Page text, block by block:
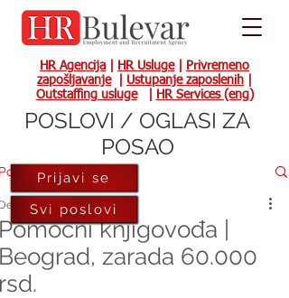
HR Agencija HR Usluge|
Privremeno
zapošljavanje| Ustupanje zaposlenih
Outstaffing usluge| HR Services (eng)
knjigovođa |
zarada 60.000
1, 2022
Prijavi se
Svi poslovi
POSLOVI / OGLASI ZA
POSAO